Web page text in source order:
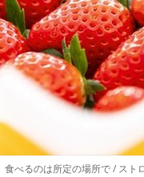
べるのは所定の場所で / スト